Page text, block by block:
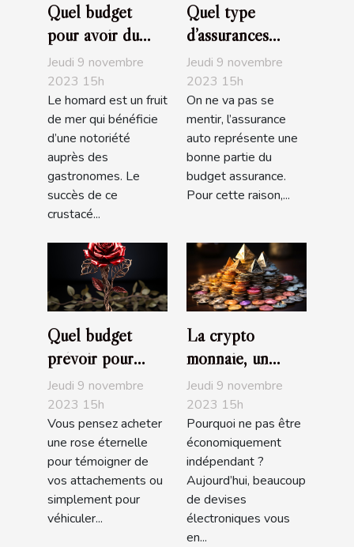
Quel budget
pour avoir du
bon homard?
Jeudi 9 novembre
2023 15h
Le homard est un fruit
de mer qui bénéficie
d’une notoriété
auprès des
gastronomes. Le
succès de ce
crustacé...
Quel type
d’assurances
choisir pour sa
voiture ?
Jeudi 9 novembre
2023 15h
On ne va pas se
mentir, l’assurance
auto représente une
bonne partie du
budget assurance.
Pour cette raison,...
Quel budget
prévoir pour
l’achat d’une rose
éternelle ?
Jeudi 9 novembre
2023 15h
Vous pensez acheter
une rose éternelle
pour témoigner de
vos attachements ou
simplement pour
véhiculer...
La crypto
monnaie, un
choix
d’investissement,
d’achat ou de de
trading très
populaire
Jeudi 9 novembre
2023 15h
Pourquoi ne pas être
économiquement
indépendant ?
Aujourd’hui, beaucoup
de devises
électroniques vous
en...